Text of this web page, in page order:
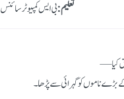
تعلیم:بی ایس کمپیوٹر سائنس
کیا —
بڑے ناموں کو گہرائی سے پڑھا۔